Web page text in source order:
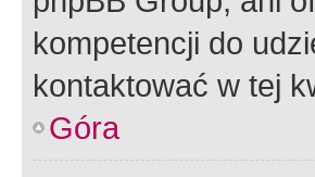
kompetencji do
kontaktować w tej
Góra